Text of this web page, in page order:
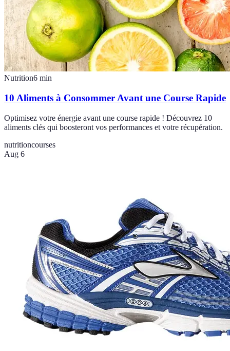
Nutrition6 min
10 Aliments à Consommer Avant une Course Rapide
Optimisez votre énergie avant une course rapide ! Découvrez 10
aliments clés qui boosteront vos performances et votre récupération.
nutritioncourses
Aug 6